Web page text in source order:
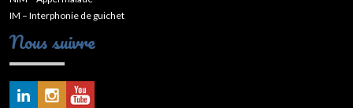
IM – Interphonie de guichet
Nous suivre